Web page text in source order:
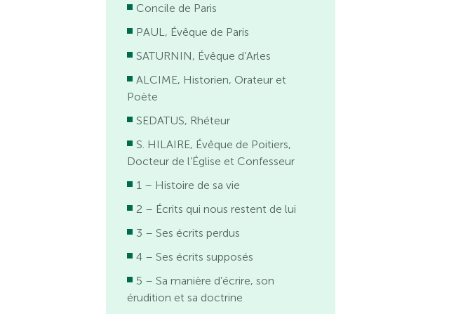
Concile de Paris
PAUL, Évêque de Paris
SATURNIN, Évêque d’Arles
ALCIME, Historien, Orateur et
Poète
SEDATUS, Rhéteur
S. HILAIRE, Évêque de Poitiers,
Docteur de l’Église et Confesseur
1 – Histoire de sa vie
2 – Écrits qui nous restent de lui
3 – Ses écrits perdus
4 – Ses écrits supposés
5 – Sa manière d’écrire, son
érudition et sa doctrine